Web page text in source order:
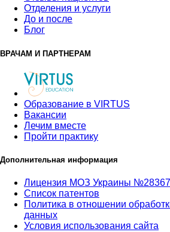
Отделения и услуги
До и после
Блог
ВРАЧАМ И ПАРТНЕРАМ
Образование в VIRTUS
Вакансии
Лечим вместе
Пройти практику
Дополнительная информация
Лицензия МОЗ Украины
Список патентов
Политика в отношении
данных
Условия использования сайта